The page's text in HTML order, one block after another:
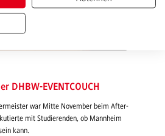
DHBW-EVENTCOUCH
war Mitte November beim After-
mit Studierenden, ob Mannheim
kann.